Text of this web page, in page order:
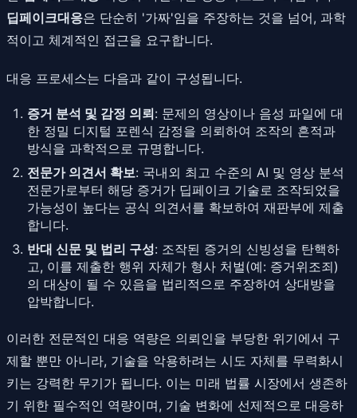
딥페이크대응은 단순히 '가짜'임을 주장하는 것을 넘어, 과학
적이고 체계적인 접근을 요구합니다.
대응 프로세스는 다음과 같이 구성됩니다.
증거 분석 및 감정 의뢰: 문제의 영상이나 음성 파일에 대
한 정밀 디지털 포렌식 감정을 의뢰하여 조작의 흔적과
방식을 과학적으로 규명합니다.
전문가 의견서 확보: 국내외 최고 수준의 AI 및 영상 분석
전문가로부터 해당 증거가 딥페이크 기술로 조작되었을
가능성이 높다는 공식 의견서를 확보하여 재판부에 제출
합니다.
반대 신문 및 법리 구성: 조작된 증거의 신빙성을 탄핵하
고, 이를 제출한 행위 자체가 형사 처벌(예: 증거위조죄)
의 대상이 될 수 있음을 법리적으로 주장하여 상대방을
압박합니다.
이러한 전문적인 대응 역량은 의뢰인을 부당한 위기에서 구
제할 뿐만 아니라, 기술을 악용하려는 시도 자체를 무력화시
키는 강력한 무기가 됩니다. 이는 미래 법률 시장에서 생존하
기 위한 필수적인 역량이며, 기술 변화에 선제적으로 대응하